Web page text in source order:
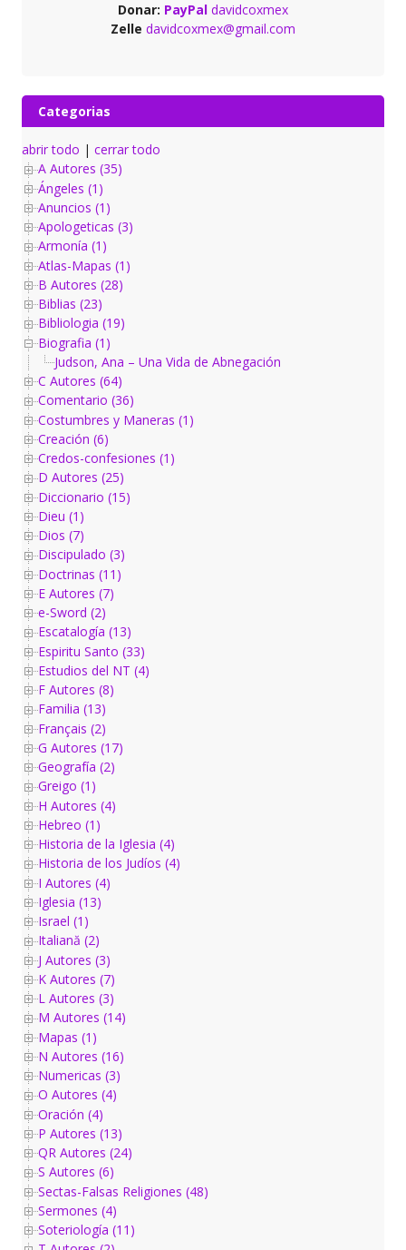
Donar: PayPal davidcoxmex
Zelle davidcoxmex@gmail.com
Categorias
abrir todo | cerrar todo
A Autores (35)
Ángeles (1)
Anuncios (1)
Apologeticas (3)
Armonía (1)
Atlas-Mapas (1)
B Autores (28)
Biblias (23)
Bibliologia (19)
Biografia (1)
Judson, Ana – Una Vida de Abnegación
C Autores (64)
Comentario (36)
Costumbres y Maneras (1)
Creación (6)
Credos-confesiones (1)
D Autores (25)
Diccionario (15)
Dieu (1)
Dios (7)
Discipulado (3)
Doctrinas (11)
E Autores (7)
e-Sword (2)
Escatalogía (13)
Espiritu Santo (33)
Estudios del NT (4)
F Autores (8)
Familia (13)
Français (2)
G Autores (17)
Geografía (2)
Greigo (1)
H Autores (4)
Hebreo (1)
Historia de la Iglesia (4)
Historia de los Judíos (4)
I Autores (4)
Iglesia (13)
Israel (1)
Italiană (2)
J Autores (3)
K Autores (7)
L Autores (3)
M Autores (14)
Mapas (1)
N Autores (16)
Numericas (3)
O Autores (4)
Oración (4)
P Autores (13)
QR Autores (24)
S Autores (6)
Sectas-Falsas Religiones (48)
Sermones (4)
Soteriología (11)